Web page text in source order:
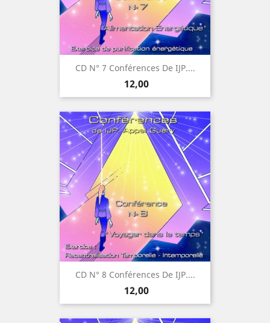
CD N° 7 Conférences De IJP....
Prijs
12,00
CD N° 8 Conférences De IJP....
Prijs
12,00